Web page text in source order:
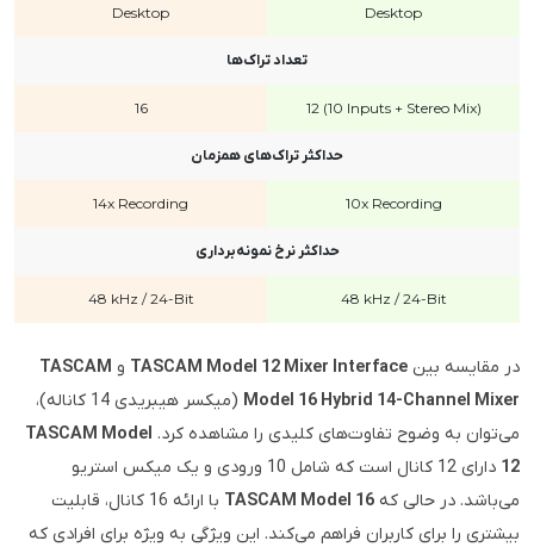
Desktop
Desktop
تعداد تراک‌ها
12 (10 Inputs + Stereo Mix)
16
حداکثر تراک‌های همزمان
10x Recording
14x Recording
حداکثر نرخ نمونه‌برداری
48 kHz / 24-Bit
48 kHz / 24-Bit
در مقایسه بین TASCAM Model 12 Mixer Interface و TASCAM
Model 16 Hybrid 14-Channel Mixer
(میکسر هیبریدی 14 کاناله)،
می‌توان به وضوح تفاوت‌های کلیدی را مشاهده کرد. TASCAM Model
12
دارای 12 کانال است که شامل 10 ورودی و یک میکس استریو
می‌باشد. در حالی که TASCAM Model 16
با ارائه 16 کانال، قابلیت
بیشتری را برای کاربران فراهم می‌کند. این ویژگی به ویژه برای افرادی که